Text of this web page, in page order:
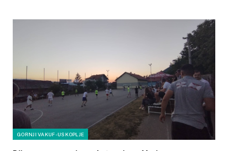
GORNJI VAKUF-USKOPLJE